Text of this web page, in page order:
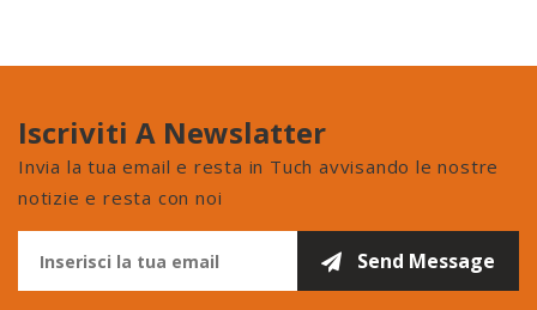
Iscriviti A Newslatter
Invia la tua email e resta in Tuch avvisando le nostre
notizie e resta con noi